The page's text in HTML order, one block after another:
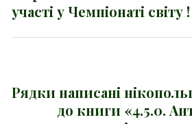
post:
участі у Чемпіонаті світу !
Next
Рядки написані
до книги «4.5.0.